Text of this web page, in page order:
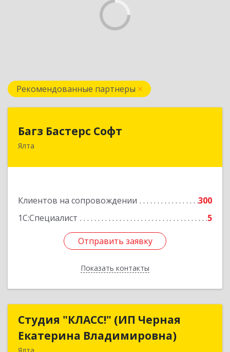
Рекомендованные партнеры
Багз Бастерс Софт
Ялта
Клиентов на сопровождении
300
1С:Специалист
5
Отправить заявку
Показать контакты
Багз Бастерс Софт
298603, Крым Респ, Ялта г, Свердлова ул, дом №
Отправить заявку
Назад
Студия "КЛАСС!" (ИП Черная
Екатерина Владимировна)
Студия "КЛАСС!" (ИП Черная
Екатерина Владимировна)